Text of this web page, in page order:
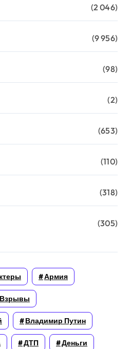
(2 046)
(9 956)
(98)
(2)
(653)
(110)
(318)
(305)
Армия
Взрывы
Владимир Путин
ДТП Деньги